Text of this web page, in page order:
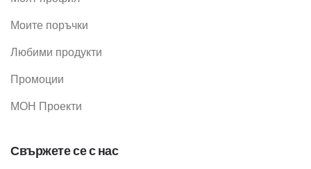
Моите поръчки
Любими продукти
Промоции
МОН Проекти
Свържете се с нас